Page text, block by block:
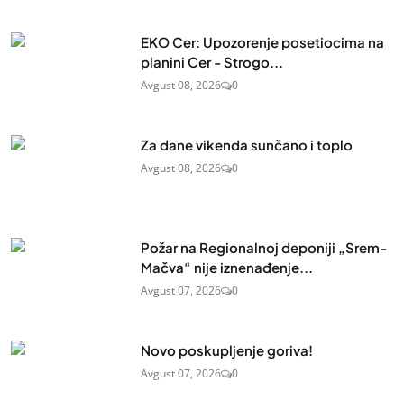
EKO Cer: Upozorenje posetiocima na
planini Cer - Strogo...
Avgust 08, 2026 0
Za dane vikenda sunčano i toplo
Avgust 08, 2026 0
Požar na Regionalnoj deponiji „Srem-
Mačva“ nije iznenađenje...
Avgust 07, 2026 0
Novo poskupljenje goriva!
Avgust 07, 2026 0